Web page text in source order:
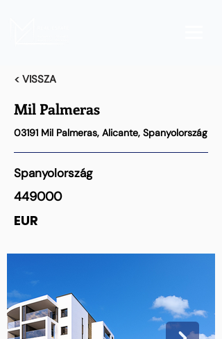
< VISSZA
Mil Palmeras
03191 Mil Palmeras, Alicante, Spanyolország
Spanyolország
449000
EUR